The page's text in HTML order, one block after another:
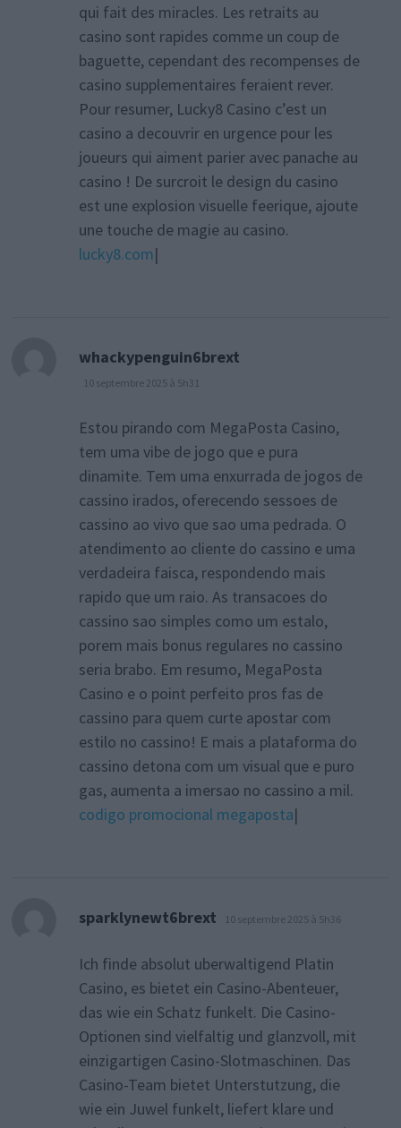
qui fait des miracles. Les retraits au
casino sont rapides comme un coup de
baguette, cependant des recompenses de
casino supplementaires feraient rever.
Pour resumer, Lucky8 Casino c’est un
casino a decouvrir en urgence pour les
joueurs qui aiment parier avec panache au
casino ! De surcroit le design du casino
est une explosion visuelle feerique, ajoute
une touche de magie au casino.
lucky8.com|
whackypenguin6brext
10 septembre 2025 à 5h31
Estou pirando com MegaPosta Casino,
tem uma vibe de jogo que e pura
dinamite. Tem uma enxurrada de jogos de
cassino irados, oferecendo sessoes de
cassino ao vivo que sao uma pedrada. O
atendimento ao cliente do cassino e uma
verdadeira faisca, respondendo mais
rapido que um raio. As transacoes do
cassino sao simples como um estalo,
porem mais bonus regulares no cassino
seria brabo. Em resumo, MegaPosta
Casino e o point perfeito pros fas de
cassino para quem curte apostar com
estilo no cassino! E mais a plataforma do
cassino detona com um visual que e puro
gas, aumenta a imersao no cassino a mil.
codigo promocional megaposta|
sparklynewt6brext dit :
10 septembre 2025 à 5h36
Ich finde absolut uberwaltigend Platin
Casino, es bietet ein Casino-Abenteuer,
das wie ein Schatz funkelt. Die Casino-
Optionen sind vielfaltig und glanzvoll, mit
einzigartigen Casino-Slotmaschinen. Das
Casino-Team bietet Unterstutzung, die
wie ein Juwel funkelt, liefert klare und